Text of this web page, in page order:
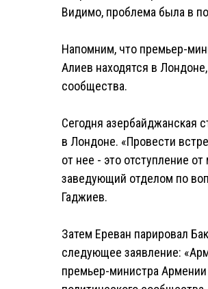
Видимо, проблема была в
Напомним, что премьер-
Алиев находятся в
сообщества.
Сегодня азербайджанская
в Лондоне. «Провести
от нее - это отступление
заведующий отделом по
Гаджиев.
Затем Ереван парировал
следующее заявление:
премьер-министра